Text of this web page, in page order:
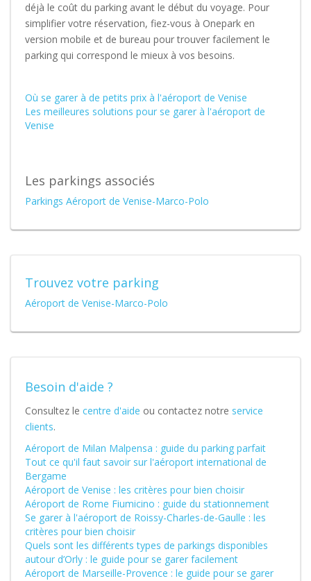
déjà le coût du parking avant le début du voyage. Pour
simplifier votre réservation, fiez-vous à Onepark en
version mobile et de bureau pour trouver facilement le
parking qui correspond le mieux à vos besoins.
Où se garer à de petits prix à l'aéroport de Venise
Les meilleures solutions pour se garer à l'aéroport de
Venise
Les parkings associés
Parkings Aéroport de Venise-Marco-Polo
Trouvez votre parking
Aéroport de Venise-Marco-Polo
Besoin d'aide ?
Consultez le centre d'aide ou contactez notre service
clients.
Aéroport de Milan Malpensa : guide du parking parfait
Tout ce qu'il faut savoir sur l'aéroport international de
Bergame
Aéroport de Venise : les critères pour bien choisir
Aéroport de Rome Fiumicino : guide du stationnement
Se garer à l'aéroport de Roissy-Charles-de-Gaulle : les
critères pour bien choisir
Quels sont les différents types de parkings disponibles
autour d’Orly : le guide pour se garer facilement
Aéroport de Marseille-Provence : le guide pour se garer